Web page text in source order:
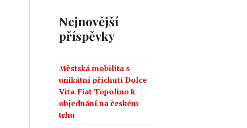
Nejnovější
příspěvky
Městská mobilita s
unikátní příchutí Dolce
Vita. Fiat Topolino k
objednání na českém
trhu